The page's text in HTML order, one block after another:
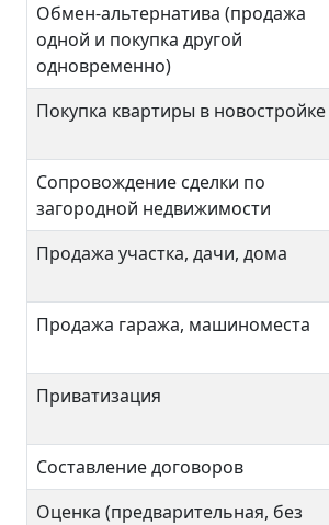
Обмен-альтернатива (продажа
одной и покупка другой
одновременно)
Покупка квартиры в новостройке
Сопровождение сделки по
загородной недвижимости
Продажа участка, дачи, дома
Продажа гаража, машиноместа
Приватизация
Составление договоров
Оценка (предварительная, без